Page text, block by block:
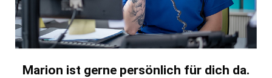
Marion ist gerne persönlich für dich da.